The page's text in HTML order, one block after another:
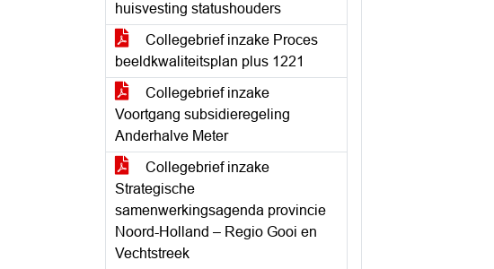
huisvesting statushouders
Collegebrief inzake Proces
beeldkwaliteitsplan plus 1221
Collegebrief inzake
Voortgang subsidieregeling
Anderhalve Meter
Collegebrief inzake
Strategische
samenwerkingsagenda provincie
Noord-Holland – Regio Gooi en
Vechtstreek